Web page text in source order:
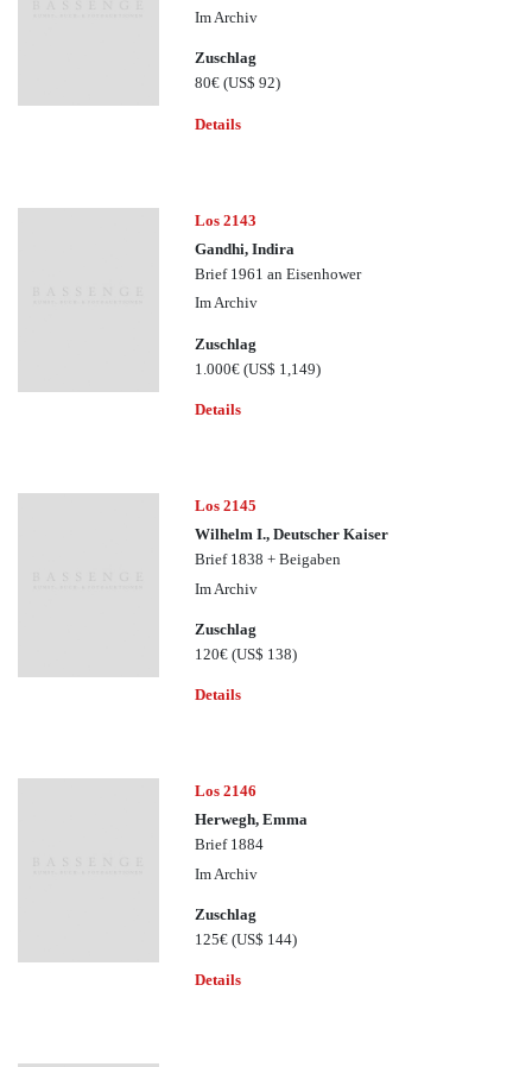
Im Archiv
Zuschlag
80€(US$ 92)
Details
Los 2143
Gandhi, Indira
Brief 1961 an Eisenhower
Im Archiv
Zuschlag
1.000€(US$ 1,149)
Details
Los 2145
Wilhelm I., Deutscher Kaiser
Brief 1838 + Beigaben
Im Archiv
Zuschlag
120€(US$ 138)
Details
Los 2146
Herwegh, Emma
Brief 1884
Im Archiv
Zuschlag
125€(US$ 144)
Details